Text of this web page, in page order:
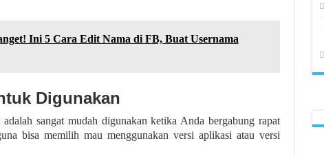
Ini 5 Cara Edit Nama di FB, Buat Usernama
Digunakan
sangat mudah digunakan ketika Anda bergabung rapat
bisa memilih mau menggunakan versi aplikasi atau versi